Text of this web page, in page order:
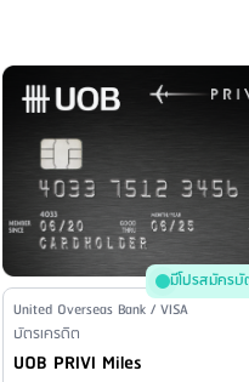
ของผู้ให้บริการแต่ละธนาคาร
200 บาท/ครั้ง
ธรรมเนียม
มให้หน่วยงานราชการ
บงก์กิ้ง
(Internet / Mobile banking) ของ
ท/รายการ (สำหรับยอดที่ไม่เกิน
นียม
ปริมณฑล - ธนาคารกรุงศรีอยุธยา
ของจำนวนยอดที่ชำระ แต่ไม่
ณฑล - ที่ทำการไปรษณีย์ 10 บาท/ร
15 บาท/รายการ - ทรู มันนี่ 20 บ
บาท/ครั้ง) - โลตัส 10 บาท/ราย
มีโปรสมัคร
Issuer Name / Credit Card Type
United Overseas Bank / VISA
Financial Product Type
บัตรเครดิต
Credit Card Name
UOB PRIVI Miles